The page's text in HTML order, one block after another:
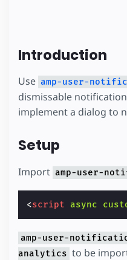
Introduction
Use amp-user-
dismissable
implement a dialog to
Setup
Import amp-user-
<script async
amp-user-
analytics to be